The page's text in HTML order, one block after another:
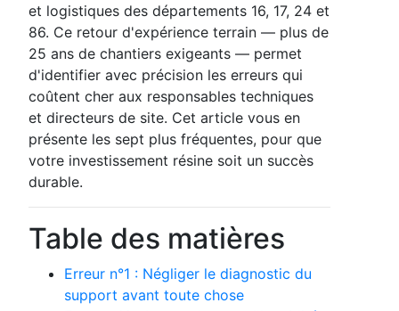
et logistiques des départements 16, 17, 24 et
86. Ce retour d'expérience terrain — plus de
25 ans de chantiers exigeants — permet
d'identifier avec précision les erreurs qui
coûtent cher aux responsables techniques
et directeurs de site. Cet article vous en
présente les sept plus fréquentes, pour que
votre investissement résine soit un succès
durable.
Table des matières
Erreur n°1 : Négliger le diagnostic du
support avant toute chose